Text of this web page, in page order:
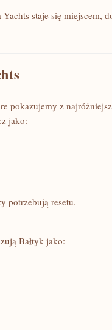
staje się miejscem,
pokazujemy z
jako:
potrzebują resetu.
Bałtyk jako: